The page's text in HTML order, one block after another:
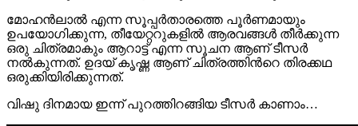
മോഹൻലാൽ എന്ന സൂപ്പർതാരത്തെ പൂർണമായും
ഉപയോഗിക്കുന്ന, തീയേറ്ററുകളിൽ ആരവങ്ങൾ തീർക്കുന്ന
ഒരു ചിത്രമാകും ആറാട്ട് എന്ന സൂചന ആണ് ടീസർ
നൽകുന്നത്. ഉദയ് കൃഷ്ണ ആണ് ചിത്രത്തിന്‍റെ തിരക്കഥ
ഒരുക്കിയിരിക്കുന്നത്.
വിഷു ദിനമായ ഇന്ന് പുറത്തിറങ്ങിയ ടീസർ കാണാം…